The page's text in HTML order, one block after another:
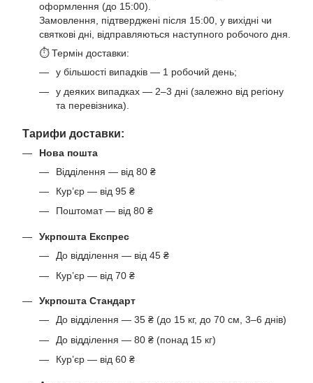
оформлення (до 15:00).
Замовлення, підтверджені після 15:00, у вихідні чи
святкові дні, відправляються наступного робочого дня.
⏱ Термін доставки:
у більшості випадків — 1 робочий день;
у деяких випадках — 2–3 дні (залежно від регіону
та перевізника).
Тарифи доставки:
Нова пошта
Відділення — від 80 ₴
Кур’єр — від 95 ₴
Поштомат — від 80 ₴
Укрпошта Експрес
До відділення — від 45 ₴
Кур’єр — від 70 ₴
Укрпошта Стандарт
До відділення — 35 ₴ (до 15 кг, до 70 см, 3–6 днів)
До відділення — 80 ₴ (понад 15 кг)
Кур’єр — від 60 ₴